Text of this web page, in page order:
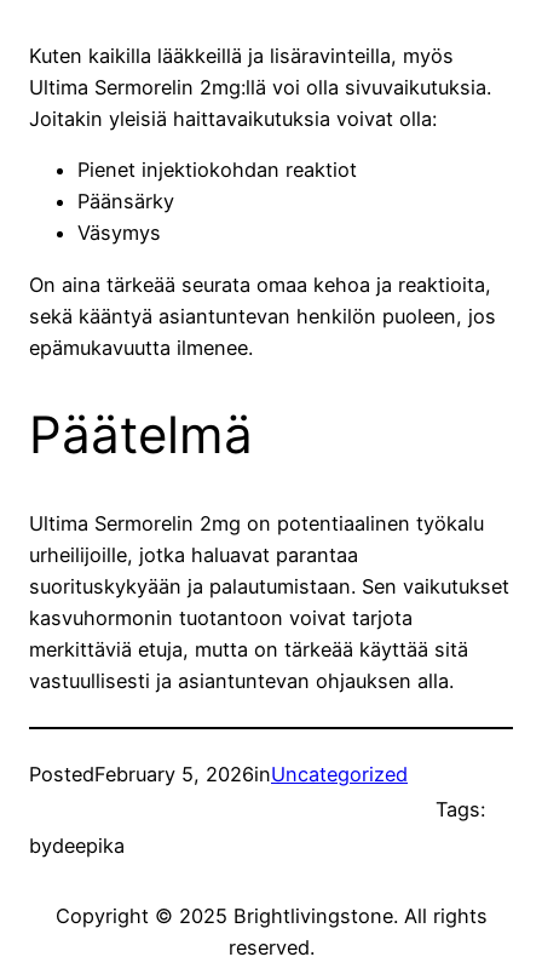
Kuten kaikilla lääkkeillä ja lisäravinteilla, myös
Ultima Sermorelin 2mg:llä voi olla sivuvaikutuksia.
Joitakin yleisiä haittavaikutuksia voivat olla:
Pienet injektiokohdan reaktiot
Päänsärky
Väsymys
On aina tärkeää seurata omaa kehoa ja reaktioita,
sekä kääntyä asiantuntevan henkilön puoleen, jos
epämukavuutta ilmenee.
Päätelmä
Ultima Sermorelin 2mg on potentiaalinen työkalu
urheilijoille, jotka haluavat parantaa
suorituskykyään ja palautumistaan. Sen vaikutukset
kasvuhormonin tuotantoon voivat tarjota
merkittäviä etuja, mutta on tärkeää käyttää sitä
vastuullisesti ja asiantuntevan ohjauksen alla.
PostedFebruary 5, 2026inUncategorized
bydeepika
Tags:
Copyright © 2025 Brightlivingstone. All rights
reserved.